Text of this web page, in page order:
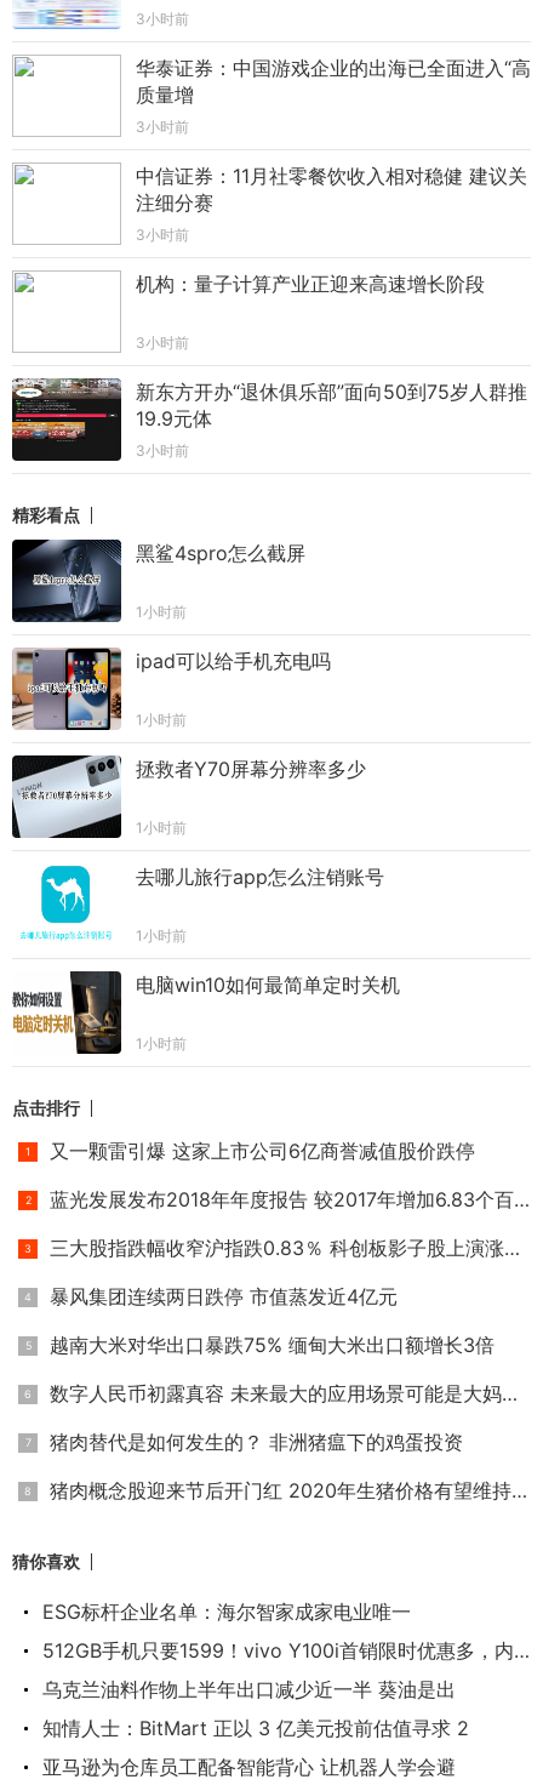
3小时前
华泰证券：中国游戏企业的出海已全面进入“高
质量增
3小时前
中信证券：11月社零餐饮收入相对稳健 建议关
注细分赛
3小时前
机构：量子计算产业正迎来高速增长阶段
3小时前
新东方开办“退休俱乐部”面向50到75岁人群推
19.9元体
3小时前
精彩看点
黑鲨4spro怎么截屏
1小时前
ipad可以给手机充电吗
1小时前
拯救者Y70屏幕分辨率多少
1小时前
去哪儿旅行app怎么注销账号
1小时前
电脑win10如何最简单定时关机
1小时前
点击排行
又一颗雷引爆 这家上市公司6亿商誉减值股价跌停
蓝光发展发布2018年年度报告 较2017年增加6.83个百分点
三大股指跌幅收窄沪指跌0.83％ 科创板影子股上演涨停潮
暴风集团连续两日跌停 市值蒸发近4亿元
越南大米对华出口暴跌75% 缅甸大米出口额增长3倍
数字人民币初露真容 未来最大的应用场景可能是大妈买菜
猪肉替代是如何发生的？ 非洲猪瘟下的鸡蛋投资
猪肉概念股迎来节后开门红 2020年生猪价格有望维持高位
猜你喜欢
ESG标杆企业名单：海尔智家成家电业唯一
512GB手机只要1599！vivo Y100i首销限时优惠多，内置
乌克兰油料作物上半年出口减少近一半 葵油是出
知情人士：BitMart 正以 3 亿美元投前估值寻求 2
亚马逊为仓库员工配备智能背心 让机器人学会避